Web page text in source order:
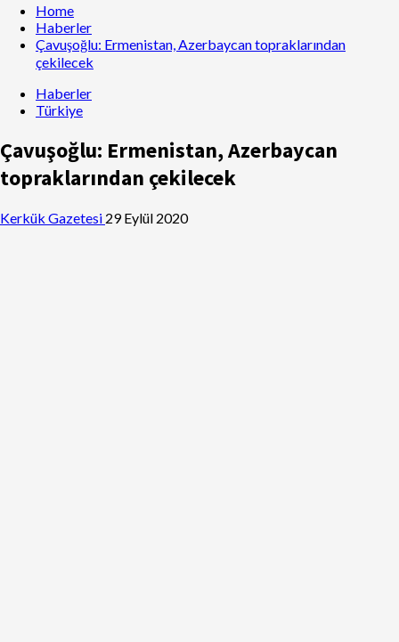
Home
Haberler
Çavuşoğlu: Ermenistan, Azerbaycan topraklarından
çekilecek
Haberler
Türkiye
Çavuşoğlu: Ermenistan, Azerbaycan
topraklarından çekilecek
Kerkük Gazetesi 29 Eylül 2020